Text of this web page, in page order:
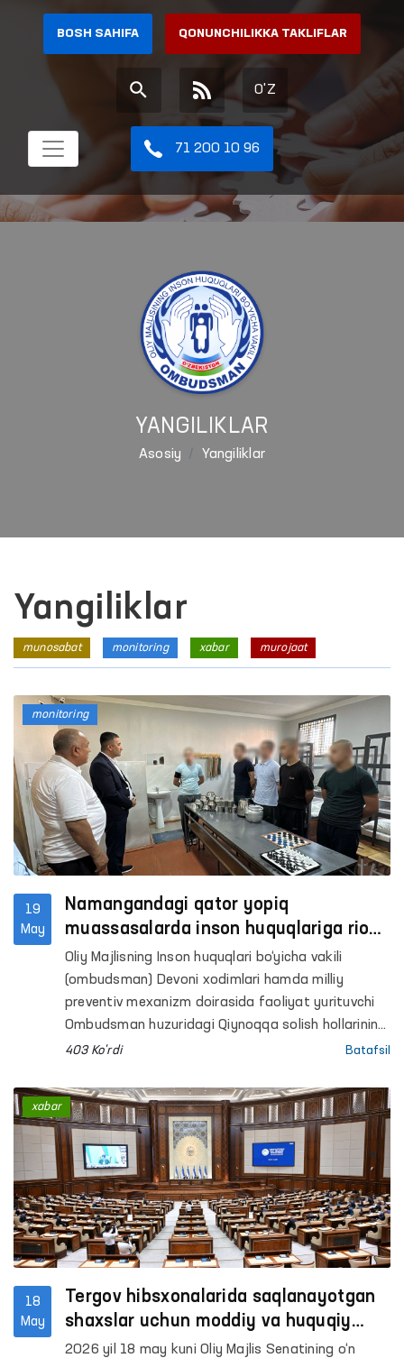
BOSH SAHIFA QONUNCHILIKKA TAKLIFLAR
O'Z
71 200 10 96
YANGILIKLAR
Asosiy Yangiliklar
Yangiliklar
munosabat monitoring xabar murojaat
19
May
Namangandagi qator yopiq
muassasalarda inson huquqlariga rioya
etilishi holati o‘rganildi
Oliy Majlisning Inson huquqlari bo‘yicha vakili
(ombudsman) Devoni xodimlari hamda milliy
preventiv mexanizm doirasida faoliyat yurituvchi
Ombudsman huzuridagi Qiynoqqa solish hollarining
oldini olish bo‘yicha jamoatchilik guruhlari aʼzolari
erkinligi cheklangan shaxslar saqlanadigan qator
yopiq muassasalarga monitoring tashriflari
amalga oshirildi.
403 Ko'rdi Batafsil
monitoring
18
May
Tergov hibsxonalarida saqlanayotgan
shaxslar uchun moddiy va huquqiy
kafolatlar kengaytirilmoqda
2026 yil 18 may kuni Oliy Majlis Senatining o‘n
xabar